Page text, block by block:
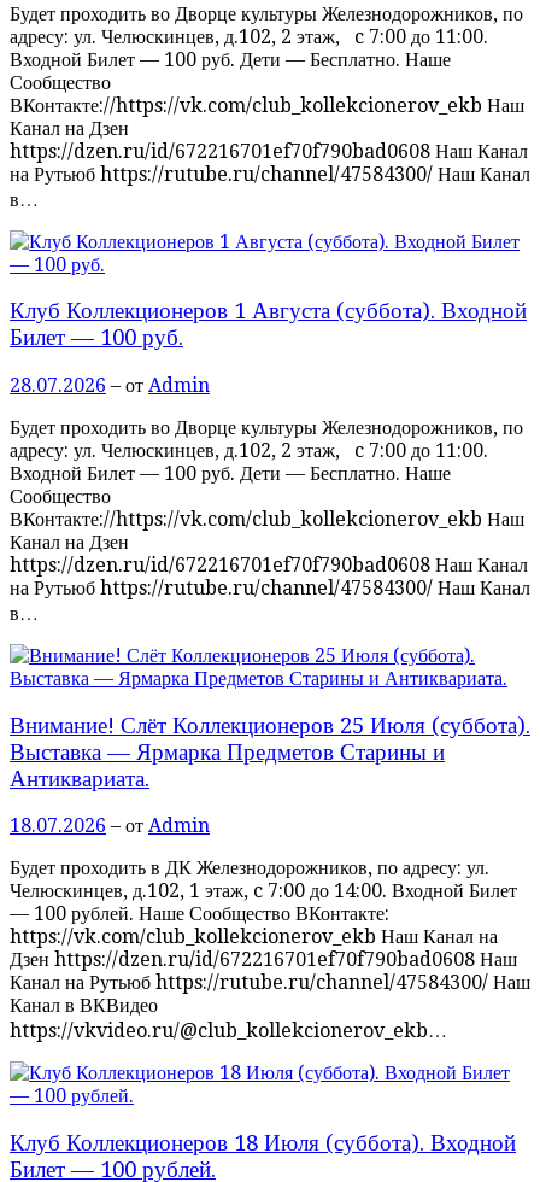
Будет проходить во Дворце культуры Железнодорожников, по
адресу: ул. Челюскинцев, д.102, 2 этаж, c 7:00 до 11:00.
Входной Билет — 100 руб. Дети — Бесплатно. Наше
Сообщество
ВКонтакте://https://vk.com/club_kollekcionerov_ekb Наш
Канал на Дзен
https://dzen.ru/id/672216701ef70f790bad0608 Наш Канал
на Рутьюб https://rutube.ru/channel/47584300/ Наш Канал
в…
Клуб Коллекционеров 1 Августа (суббота). Входной
Билет — 100 руб.
28.07.2026 – от Admin
Будет проходить во Дворце культуры Железнодорожников, по
адресу: ул. Челюскинцев, д.102, 2 этаж, c 7:00 до 11:00.
Входной Билет — 100 руб. Дети — Бесплатно. Наше
Сообщество
ВКонтакте://https://vk.com/club_kollekcionerov_ekb Наш
Канал на Дзен
https://dzen.ru/id/672216701ef70f790bad0608 Наш Канал
на Рутьюб https://rutube.ru/channel/47584300/ Наш Канал
в…
Внимание! Слёт Коллекционеров 25 Июля (суббота).
Выставка — Ярмарка Предметов Старины и
Антиквариата.
18.07.2026 – от Admin
Будет проходить в ДК Железнодорожников, по адресу: ул.
Челюскинцев, д.102, 1 этаж, c 7:00 до 14:00. Входной Билет
— 100 рублей. Наше Сообщество ВКонтакте:
https://vk.com/club_kollekcionerov_ekb Наш Канал на
Дзен https://dzen.ru/id/672216701ef70f790bad0608 Наш
Канал на Рутьюб https://rutube.ru/channel/47584300/ Наш
Канал в ВКВидео
https://vkvideo.ru/@club_kollekcionerov_ekb…
Клуб Коллекционеров 18 Июля (суббота). Входной
Билет — 100 рублей.